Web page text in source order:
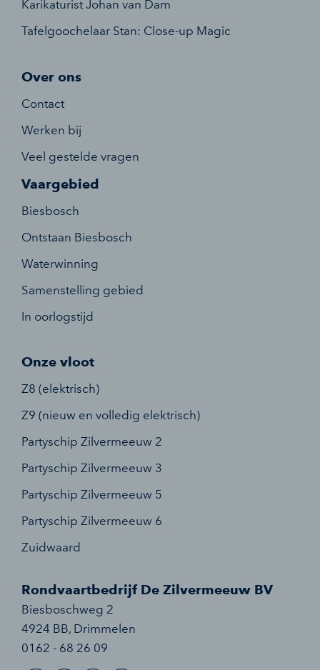
Karikaturist Johan van Dam
Tafelgoochelaar Stan: Close-up Magic
Over ons
Contact
Werken bij
Veel gestelde vragen
Vaargebied
Biesbosch
Ontstaan Biesbosch
Waterwinning
Samenstelling gebied
In oorlogstijd
Onze vloot
Z8 (elektrisch)
Z9 (nieuw en volledig elektrisch)
Partyschip Zilvermeeuw 2
Partyschip Zilvermeeuw 3
Partyschip Zilvermeeuw 5
Partyschip Zilvermeeuw 6
Zuidwaard
Rondvaartbedrijf De Zilvermeeuw BV
Biesboschweg 2
4924 BB, Drimmelen
0162 - 68 26 09